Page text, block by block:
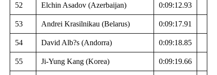
52 Elchin Asadov (Azerbaijan) 0:09:12.93
53 Andrei Krasilnikau (Belarus) 0:09:17.91
54 David Alb?s (Andorra) 0:09:18.85
55 Ji-Yung Kang (Korea) 0:09:19.66